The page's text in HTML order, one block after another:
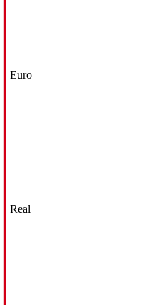
Euro
Real